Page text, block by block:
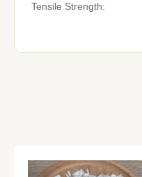
Tensile Strength: